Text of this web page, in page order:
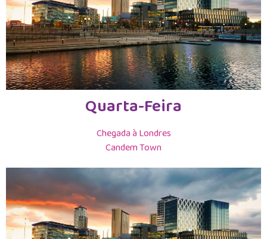
Quarta-Feira
Chegada à Londres
Candem Town